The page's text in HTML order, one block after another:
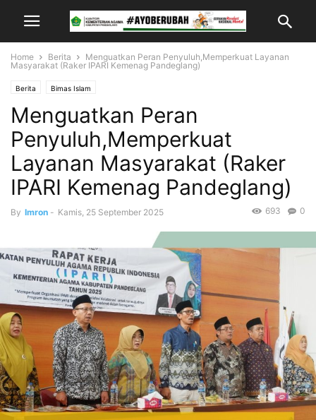
Home Berita
Menguatkan Peran Penyuluh,Memperkuat Layanan
Masyarakat (Raker IPARI Kemenag Pandeglang)
Berita Bimas Islam
Menguatkan Peran
Penyuluh,Memperkuat
Layanan Masyarakat (Raker
IPARI Kemenag Pandeglang)
By Imron - Kamis, 25 September 2025 0
693